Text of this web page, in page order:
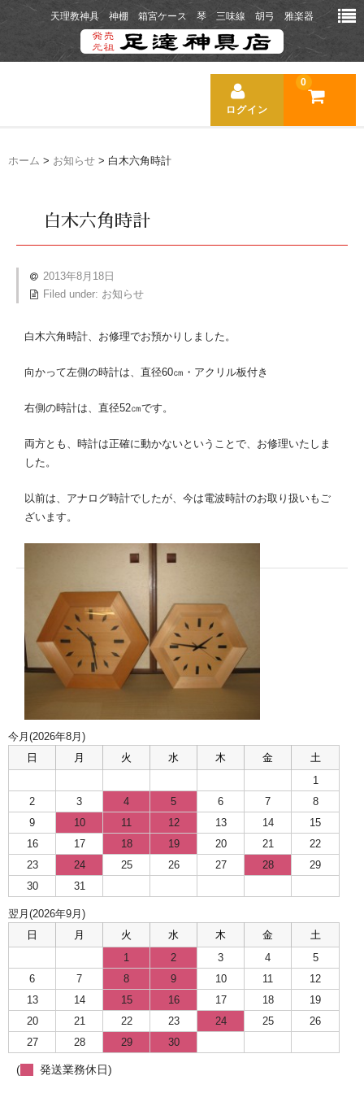
天理教神具 神棚 箱宮ケース 琴 三味線 胡弓 雅楽器
ログイン
0
ホーム > お知らせ > 白木六角時計
白木六角時計
2013年8月18日
Filed under: お知らせ
白木六角時計、お修理でお預かりしました。
向かって左側の時計は、直径60㎝・アクリル板付き
右側の時計は、直径52㎝です。
両方とも、時計は正確に動かないということで、お修理いたしま
した。
以前は、アナログ時計でしたが、今は電波時計のお取り扱いもご
ざいます。
今月(2026年8月)
日
月 火 水 木 金
土
1
2
3 4 5 6 7
8
9
10 11 12 13 14
15
16
17 18 19 20 21
22
23
24 25 26 27 28
29
30
31
翌月(2026年9月)
日
月 火 水 木 金
土
1
2 3 4
5
6
7 8 9 10 11
12
13
14 15 16 17 18
19
20
21 22 23 24 25
26
27
28 29 30
( 発送業務休日)